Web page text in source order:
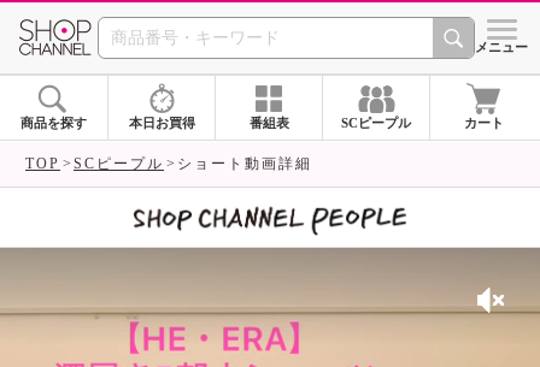
SHOP CHANNEL シメニュー
商品を探す 本日お買得 番組表 SCピープル カート
TOP SCピープル ショート動画詳細